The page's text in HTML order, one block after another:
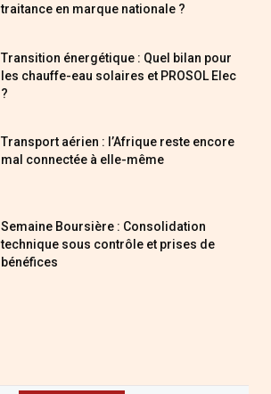
traitance en marque nationale ?
Transition énergétique : Quel bilan pour
les chauffe-eau solaires et PROSOL Elec
?
Transport aérien : l’Afrique reste encore
mal connectée à elle-même
Semaine Boursière : Consolidation
technique sous contrôle et prises de
bénéfices